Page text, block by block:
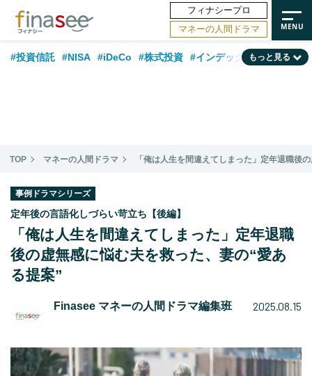
フィナシープロ
マネーの人間ドラマ
#投資信託 #NISA #iDeCo #株式投資 #インデックスファンド
#老後 #データ・調査 #金融用語解説 #話題の企業 #国内株式型
もっと見る
TOP マネーの人間ドラマ 「俺は人生を間違えてしまった」定年退職後
事例ドラマシリーズ
定年後の言語化しづらい苛立ち【後編】
「俺は人生を間違えてしまった」定年退職
後の虚無感に悩む夫を救った、妻の“愛あ
る提案”
Finasee マネーの人間ドラマ編集班 2025.08.15